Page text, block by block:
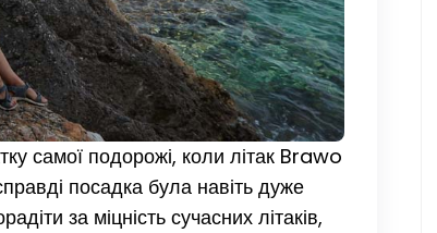
самої подорожі, коли літак Brawo
посадка була навіть дуже
за міцність сучасних літаків,